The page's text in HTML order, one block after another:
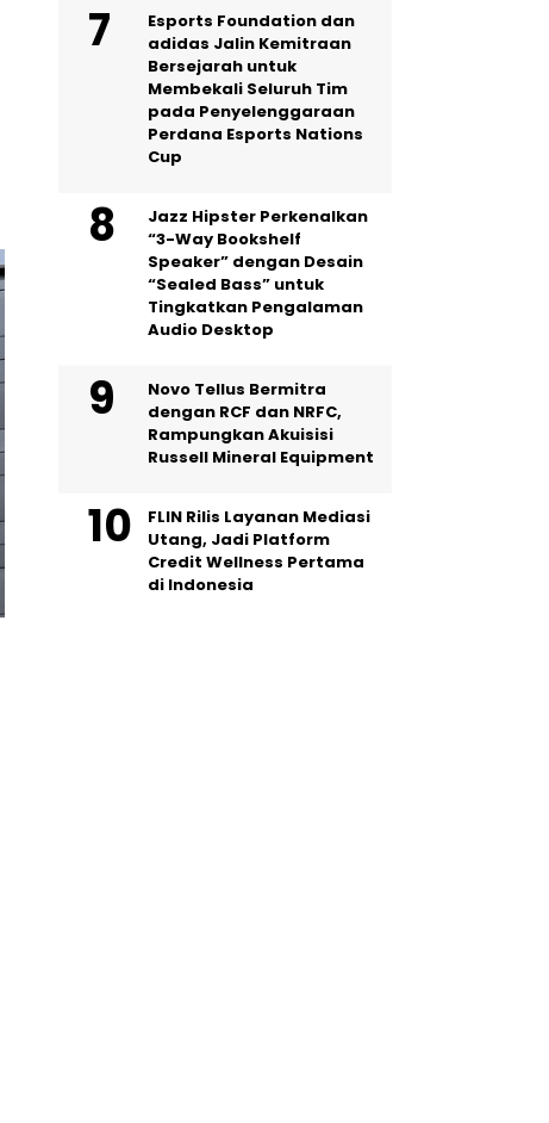
Esports Foundation dan
adidas Jalin Kemitraan
Bersejarah untuk
Membekali Seluruh Tim
pada Penyelenggaraan
Perdana Esports Nations
Cup
Jazz Hipster Perkenalkan
“3-Way Bookshelf
Speaker” dengan Desain
“Sealed Bass” untuk
Tingkatkan Pengalaman
Audio Desktop
Novo Tellus Bermitra
dengan RCF dan NRFC,
Rampungkan Akuisisi
Russell Mineral Equipment
FLIN Rilis Layanan Mediasi
Utang, Jadi Platform
Credit Wellness Pertama
di Indonesia